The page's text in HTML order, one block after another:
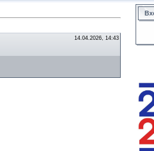
14.04.2026, 14:43